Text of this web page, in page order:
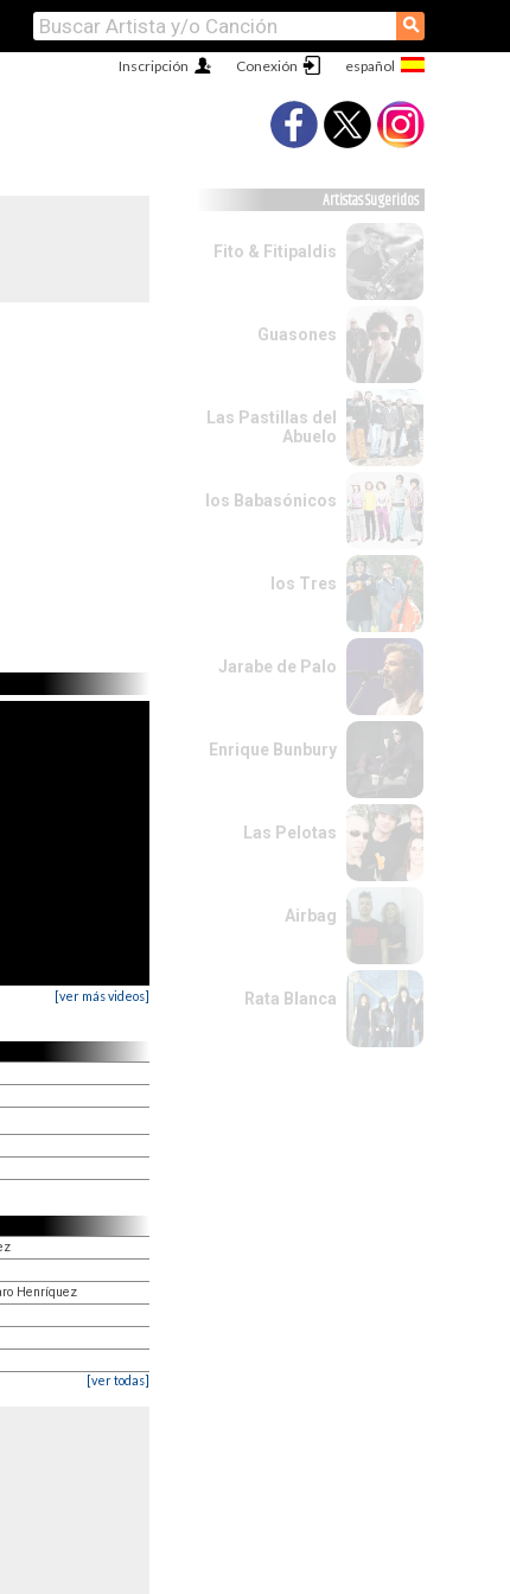
⚲
Conexión
Inscripción
[ver más videos]
Henríquez
[ver todas]
Artistas Sugeridos
Fito & Fitipaldis
Guasones
Las Pastillas del
Abuelo
los Babasónicos
los Tres
Jarabe de Palo
Enrique Bunbury
Las Pelotas
Airbag
Rata Blanca